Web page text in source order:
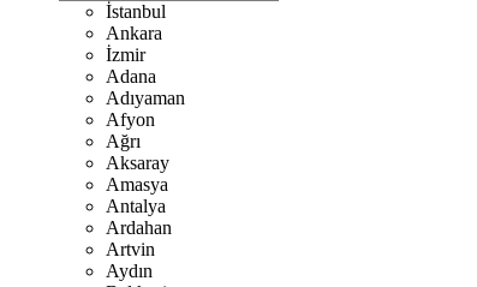
İstanbul
Ankara
İzmir
Adana
Adıyaman
Afyon
Ağrı
Aksaray
Amasya
Antalya
Ardahan
Artvin
Aydın